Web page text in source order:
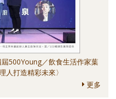
500Young／飲食生活作家葉
人打造精彩未來〉
更多